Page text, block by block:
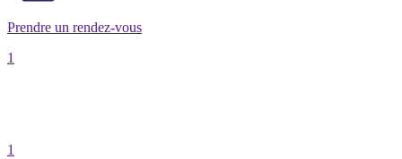
Prendre un rendez-vous
1
1